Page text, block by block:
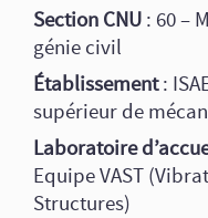
Section CNU : 60 –
génie civil
Établissement:
supérieur de
Laboratoire
Equipe VAST
Structures)